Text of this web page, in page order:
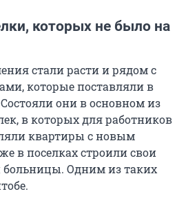
которых не было на
стали расти и рядом с
которые поставляли в
они в основном из
в которых для работников
квартиры с новым
в поселках строили свои
Одним из таких